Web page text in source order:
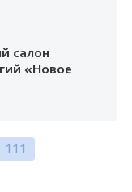
салон
«Новое
111